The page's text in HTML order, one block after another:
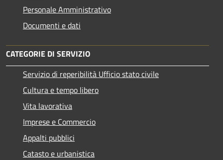
Personale Amministrativo
Documenti e dati
CATEGORIE DI SERVIZIO
Servizio di reperibilità Ufficio stato civile
Cultura e tempo libero
Vita lavorativa
Imprese e Commercio
Appalti pubblici
Catasto e urbanistica